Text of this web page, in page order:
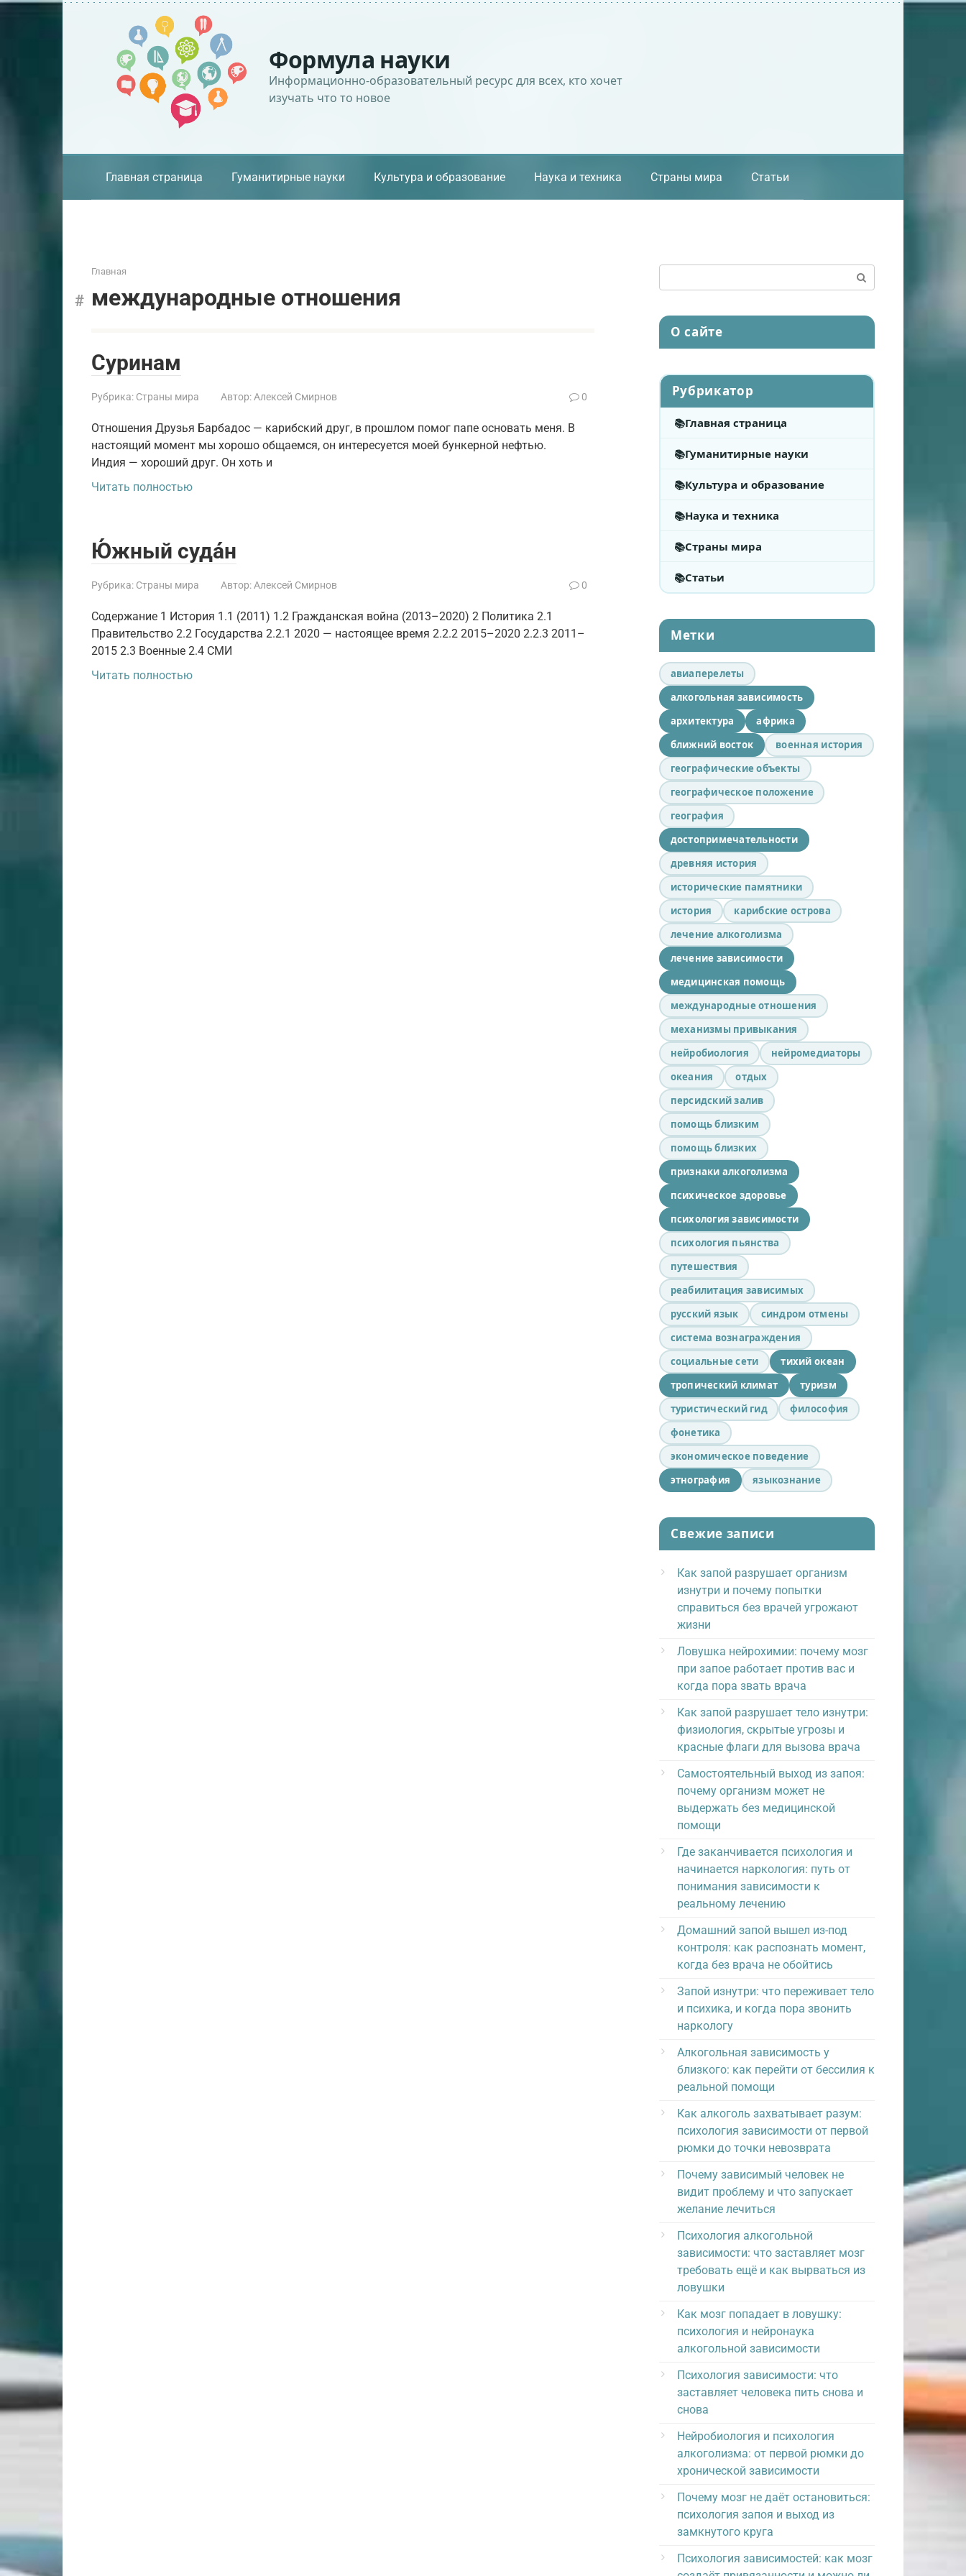
Перейти
Формула науки
Информационно-образовательный ресурс для всех, кто хочет
изучать что то новое
Главная страница Гуманитирные науки Культура и образование Наука и техника Страны мира Статьи
Главная
международные отношения
Суринам
Рубрика: Страны мира Автор: Алексей Смирнов 0
Отношения Друзья Барбадос — карибский друг, в прошлом помог папе основать меня. В
настоящий момент мы хорошо общаемся, он интересуется моей бункерной нефтью.
Индия — хороший друг. Он хоть и
Читать полностью
Ю́жный суда́н
Рубрика: Страны мира Автор: Алексей Смирнов 0
Содержание 1 История 1.1 (2011) 1.2 Гражданская война (2013–2020) 2 Политика 2.1
Правительство 2.2 Государства 2.2.1 2020 — настоящее время 2.2.2 2015–2020 2.2.3 2011–
2015 2.3 Военные 2.4 СМИ
Читать полностью
О сайте
Рубрикатор
Главная страница
Гуманитирные науки
Культура и образование
Наука и техника
Страны мира
Статьи
Метки
авиаперелеты
алкогольная зависимость
архитектура
африка
ближний восток
военная история
географические объекты
географическое положение
география
достопримечательности
древняя история
исторические памятники
история
карибские острова
лечение алкоголизма
лечение зависимости
медицинская помощь
международные отношения
механизмы привыкания
нейробиология
нейромедиаторы
океания
отдых
персидский залив
помощь близким
помощь близких
признаки алкоголизма
психическое здоровье
психология зависимости
психология пьянства
путешествия
реабилитация зависимых
русский язык
синдром отмены
система вознаграждения
социальные сети
тихий океан
тропический климат
туризм
туристический гид
философия
фонетика
экономическое поведение
этнография
языкознание
Свежие записи
Как запой разрушает организм
изнутри и почему попытки
справиться без врачей угрожают
жизни
Ловушка нейрохимии: почему мозг
при запое работает против вас и
когда пора звать врача
Как запой разрушает тело изнутри:
физиология, скрытые угрозы и
красные флаги для вызова врача
Самостоятельный выход из запоя:
почему организм может не
выдержать без медицинской
помощи
Где заканчивается психология и
начинается наркология: путь от
понимания зависимости к
реальному лечению
Домашний запой вышел из-под
контроля: как распознать момент,
когда без врача не обойтись
Запой изнутри: что переживает тело
и психика, и когда пора звонить
наркологу
Алкогольная зависимость у
близкого: как перейти от бессилия к
реальной помощи
Как алкоголь захватывает разум:
психология зависимости от первой
рюмки до точки невозврата
Почему зависимый человек не
видит проблему и что запускает
желание лечиться
Психология алкогольной
зависимости: что заставляет мозг
требовать ещё и как вырваться из
ловушки
Как мозг попадает в ловушку:
психология и нейронаука
алкогольной зависимости
Психология зависимости: что
заставляет человека пить снова и
снова
Нейробиология и психология
алкоголизма: от первой рюмки до
хронической зависимости
Почему мозг не даёт остановиться:
психология запоя и выход из
замкнутого круга
Психология зависимостей: как мозг